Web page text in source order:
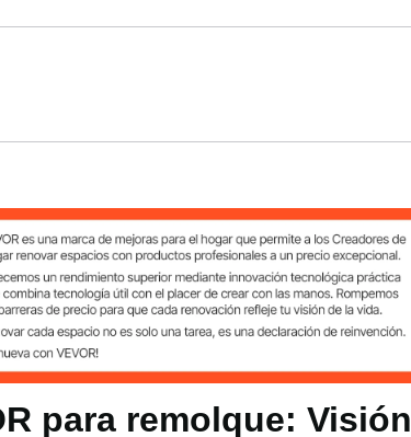
(1999-2007)/GMC/Cadillac
+ Acero al carbono
para remolque: Visión